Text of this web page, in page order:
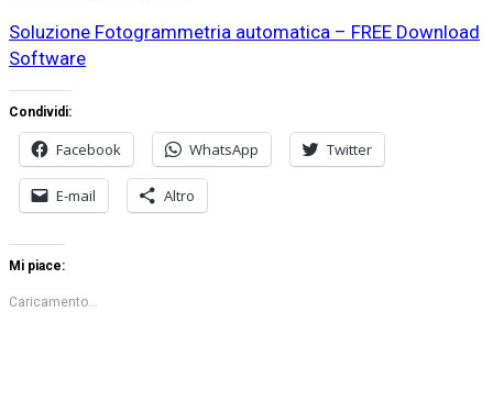
Soluzione Fotogrammetria automatica – FREE Download
Software
Condividi:
Facebook WhatsApp Twitter
E-mail Altro
Mi piace:
Caricamento...